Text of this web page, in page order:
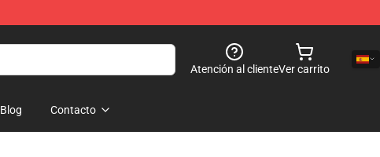
Atención al clienteVer carrito
Blog Contacto